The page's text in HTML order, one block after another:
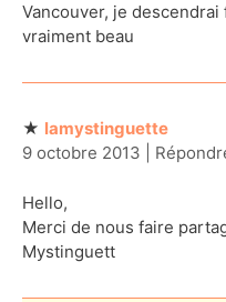
Vancouver, je descendrai
vraiment beau
lamystinguette
9 octobre 2013
Hello,
Merci de nous faire
Mystinguett